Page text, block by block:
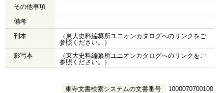
その他事項
備考
刊本
（東大史料編纂所ユニオンカタログへのリンクをご
参照ください。）
影写本
（東大史料編纂所ユニオンカタログへのリンクをご
参照ください。）
東寺文書検索システムの文書番号 1000070700100